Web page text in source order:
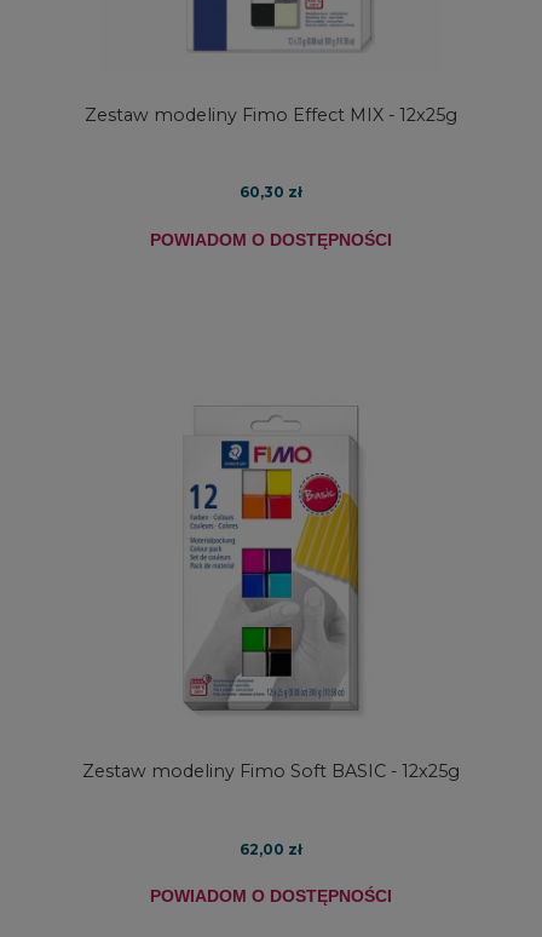
Zestaw modeliny Fimo Effect MIX - 12x25g
60,30 zł
POWIADOM O DOSTĘPNOŚCI
Zestaw modeliny Fimo Soft BASIC - 12x25g
62,00 zł
POWIADOM O DOSTĘPNOŚCI